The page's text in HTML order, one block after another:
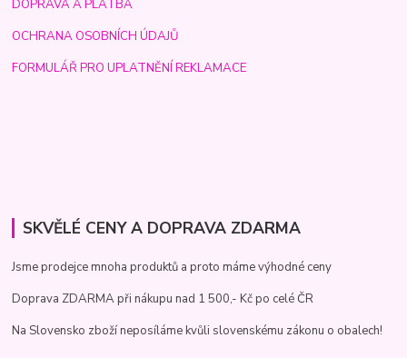
DOPRAVA A PLATBA
OCHRANA OSOBNÍCH ÚDAJŮ
FORMULÁŘ PRO UPLATNĚNÍ REKLAMACE
SKVĚLÉ CENY A DOPRAVA ZDARMA
Jsme prodejce mnoha produktů a proto máme výhodné ceny
Doprava ZDARMA při nákupu nad 1 500,- Kč po celé ČR
Na Slovensko zboží neposíláme kvůli slovenskému zákonu o obalech!